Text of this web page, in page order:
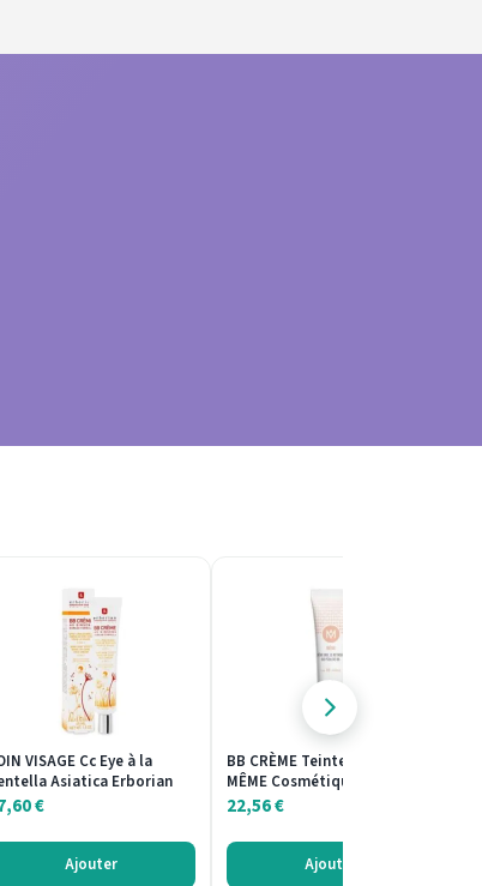
VISAGE Cc Eye à la
Asiatica Erborian
€
Ajouter
BB CRÈME Teinte Claire
MÊME Cosmétique 30ml
22,56€
Ajouter